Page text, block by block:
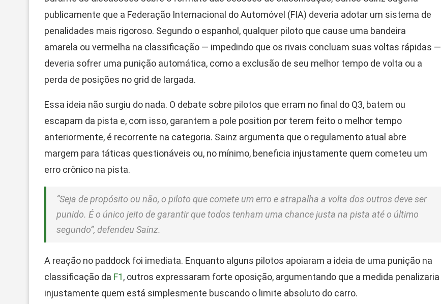
publicamente que a Federação Internacional do Automóvel (FIA) deveria adotar um sistema de
penalidades mais rigoroso. Segundo o espanhol, qualquer piloto que cause uma bandeira
amarela ou vermelha na classificação — impedindo que os rivais concluam suas voltas rápidas —
deveria sofrer uma punição automática, como a exclusão de seu melhor tempo de volta ou a
perda de posições no grid de largada.
Essa ideia não surgiu do nada. O debate sobre pilotos que erram no final do Q3, batem ou
escapam da pista e, com isso, garantem a pole position por terem feito o melhor tempo
anteriormente, é recorrente na categoria. Sainz argumenta que o regulamento atual abre
margem para táticas questionáveis ou, no mínimo, beneficia injustamente quem cometeu um
erro crônico na pista.
“Seja de propósito ou não, o piloto que comete um erro e atrapalha a volta dos outros deve ser
punido. É o único jeito de garantir que todos tenham uma chance justa na pista até o último
segundo”, defendeu Sainz.
A reação no paddock foi imediata. Enquanto alguns pilotos apoiaram a ideia de uma punição na
classificação da F1, outros expressaram forte oposição, argumentando que a medida penalizaria
injustamente quem está simplesmente buscando o limite absoluto do carro.